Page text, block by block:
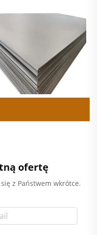
ofertę
z Państwem wkrótce.